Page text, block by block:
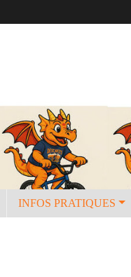
INFOS PRATIQUES